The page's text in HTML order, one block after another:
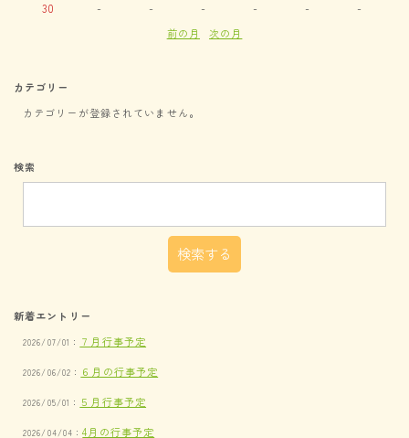
30
- - - - -
-
前の月
次の月
カテゴリー
カテゴリーが登録されていません。
検索
新着エントリー
2026/07/01： ７月行事予定
2026/06/02： ６月の行事予定
2026/05/01： ５月行事予定
2026/04/04：4月の行事予定